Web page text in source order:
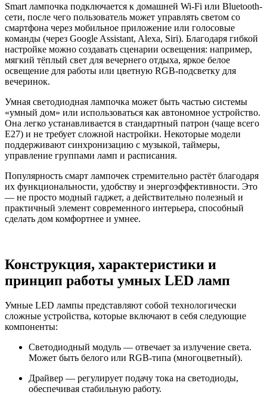
Smart лампочка подключается к домашней Wi-Fi или Bluetooth-
сети, после чего пользователь может управлять светом со
смартфона через мобильное приложение или голосовые
команды (через Google Assistant, Alexa, Siri). Благодаря гибкой
настройке можно создавать сценарии освещения: например,
мягкий тёплый свет для вечернего отдыха, яркое белое
освещение для работы или цветную RGB-подсветку для
вечеринок.
Умная светодиодная лампочка может быть частью системы
«умный дом» или использоваться как автономное устройство.
Она легко устанавливается в стандартный патрон (чаще всего
Е27) и не требует сложной настройки. Некоторые модели
поддерживают синхронизацию с музыкой, таймеры,
управление группами ламп и расписания.
Популярность смарт лампочек стремительно растёт благодаря
их функциональности, удобству и энергоэффективности. Это
— не просто модный гаджет, а действительно полезный и
практичный элемент современного интерьера, способный
сделать дом комфортнее и умнее.
Конструкция, характеристики и
принцип работы умных LED ламп
Умные LED лампы представляют собой технологически
сложные устройства, которые включают в себя следующие
компоненты:
Светодиодный модуль — отвечает за излучение света.
Может быть белого или RGB-типа (многоцветный).
Драйвер — регулирует подачу тока на светодиоды,
обеспечивая стабильную работу.